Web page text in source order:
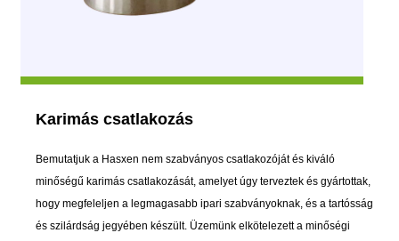
Karimás csatlakozás
Bemutatjuk a Hasxen nem szabványos csatlakozóját és kiváló
minőségű karimás csatlakozását, amelyet úgy terveztek és gyártottak,
hogy megfeleljen a legmagasabb ipari szabványoknak, és a tartósság
és szilárdság jegyében készült. Üzemünk elkötelezett a minőségi